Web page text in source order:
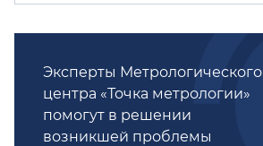
Эксперты Метрологического
центра «Точка метрологии»
помогут в решении
возникшей проблемы